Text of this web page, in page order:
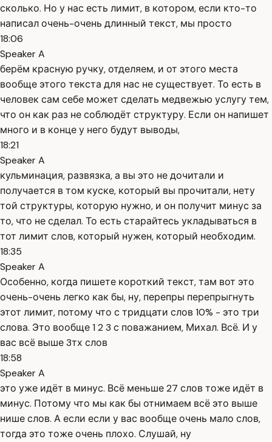
сколько. Но у нас есть лимит, в котором, если кто-то
написал очень-очень длинный текст, мы просто
18:06
Speaker A
берём красную ручку, отделяем, и от этого места
вообще этого текста для нас не существует. То есть в
человек сам себе может сделать медвежью услугу тем,
что он как раз не соблюдёт структуру. Если он напишет
много и в конце у него будут выводы,
18:21
Speaker A
кульминация, развязка, а вы это не дочитали и
получается в том куске, который вы прочитали, нету
той структуры, которую нужно, и он получит минус за
то, что не сделал. То есть старайтесь укладываться в
тот лимит слов, который нужен, который необходим.
18:35
Speaker A
Особенно, когда пишете короткий текст, там вот это
очень-очень легко как бы, ну, перепры перепрыгнуть
этот лимит, потому что с тридцати слов 10% - это три
слова. Это вообще 1 2 3 с поважанием, Михал. Всё. И у
вас всё выше 3тх слов
18:58
Speaker A
это уже идёт в минус. Всё меньше 27 слов тоже идёт в
минус. Потому что мы как бы отнимаем всё это выше
нише слов. А если если у вас вообще очень мало слов,
тогда это тоже очень плохо. Слушай, ну